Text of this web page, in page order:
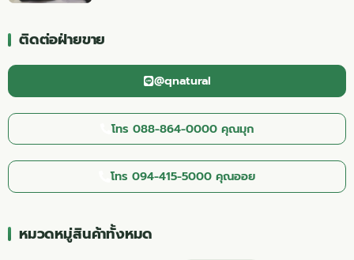
ติดต่อฝ่ายขาย
@qnatural
โทร 088-864-0000 คุณมุก
โทร 094-415-5000 คุณออย
หมวดหมู่สินค้าทั้งหมด